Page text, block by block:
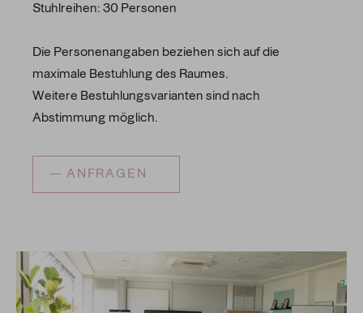
Stuhlreihen: 30 Personen
Die Personenangaben beziehen sich auf die
maximale Bestuhlung des Raumes.
Weitere Bestuhlungsvarianten sind nach
Abstimmung möglich.
ANFRAGEN